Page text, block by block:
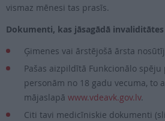
vismaz mēnesi tas prasīs.
Dokumenti, kas jāsagādā
Ģimenes vai ārstējošā ārsta
Pašas aizpildītā Funkcionālo
personām no 18 gadu vecuma, to
mājaslapā www.vdeavk.gov.lv.
Citi tavi medicīniskie dokumenti